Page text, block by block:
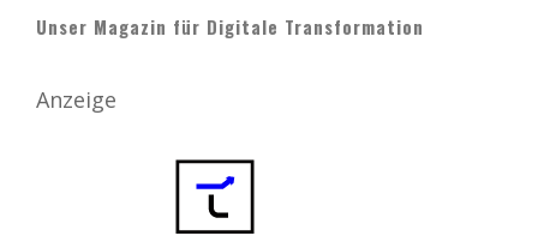
Unser Magazin für Digitale Transformation
Anzeige